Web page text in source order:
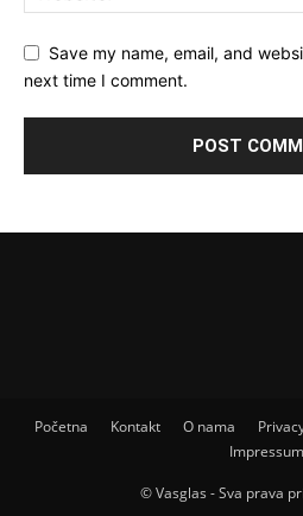
Save my name, email, and
next time I comment.
Početna Kontakt O nama
Impressum
© Vasglas - Sva prava